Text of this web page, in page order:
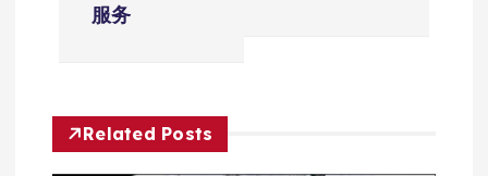
服务
Related Posts